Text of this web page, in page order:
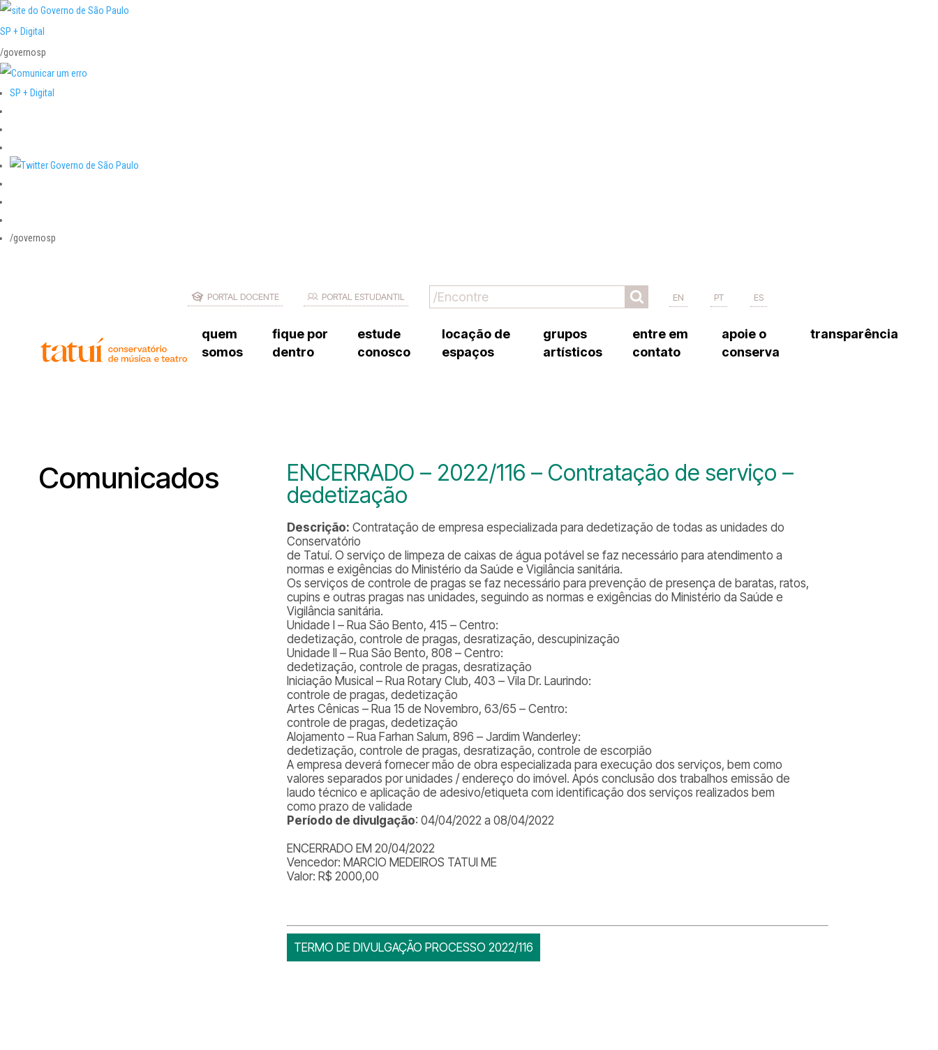
SP + Digital
/governosp
SP + Digital
/governosp
PORTAL DOCENTE PORTAL ESTUDANTIL EN PT ES
quem
somos
fique por
dentro
estude
conosco
locação de
espaços
grupos
artísticos
entre em
contato
assessoria de imprensa
trabalhe conosco
apoie o
conserva
transparência
Comunicados
ENCERRADO – 2022/116 – Contratação de serviço –
dedetização
Descrição: Contratação de empresa especializada para dedetização de todas as unidades do
Conservatório
de Tatuí. O serviço de limpeza de caixas de água potável se faz necessário para atendimento a
normas e exigências do Ministério da Saúde e Vigilância sanitária.
Os serviços de controle de pragas se faz necessário para prevenção de presença de baratas, ratos,
cupins e outras pragas nas unidades, seguindo as normas e exigências do Ministério da Saúde e
Vigilância sanitária.
Unidade I – Rua São Bento, 415 – Centro:
dedetização, controle de pragas, desratização, descupinização
Unidade II – Rua São Bento, 808 – Centro:
dedetização, controle de pragas, desratização
Iniciação Musical – Rua Rotary Club, 403 – Vila Dr. Laurindo:
controle de pragas, dedetização
Artes Cênicas – Rua 15 de Novembro, 63/65 – Centro:
controle de pragas, dedetização
Alojamento – Rua Farhan Salum, 896 – Jardim Wanderley:
dedetização, controle de pragas, desratização, controle de escorpião
A empresa deverá fornecer mão de obra especializada para execução dos serviços, bem como
valores separados por unidades / endereço do imóvel. Após conclusão dos trabalhos emissão de
laudo técnico e aplicação de adesivo/etiqueta com identificação dos serviços realizados bem
como prazo de validade
Período de divulgação: 04/04/2022 a 08/04/2022
ENCERRADO EM 20/04/2022
Vencedor: MARCIO MEDEIROS TATUI ME
Valor: R$ 2000,00
TERMO DE DIVULGAÇÃO PROCESSO 2022/116